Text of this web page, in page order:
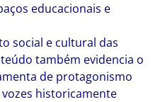
educacionais e
social e cultural das
também evidencia o
de protagonismo
historicamente